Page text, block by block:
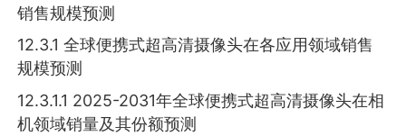
销售规模预测
12.3.1 全球便携式超高清摄像头在各应用领域销售
规模预测
12.3.1.1 2025-2031年全球便携式超高清摄像头在相
机领域销量及其份额预测